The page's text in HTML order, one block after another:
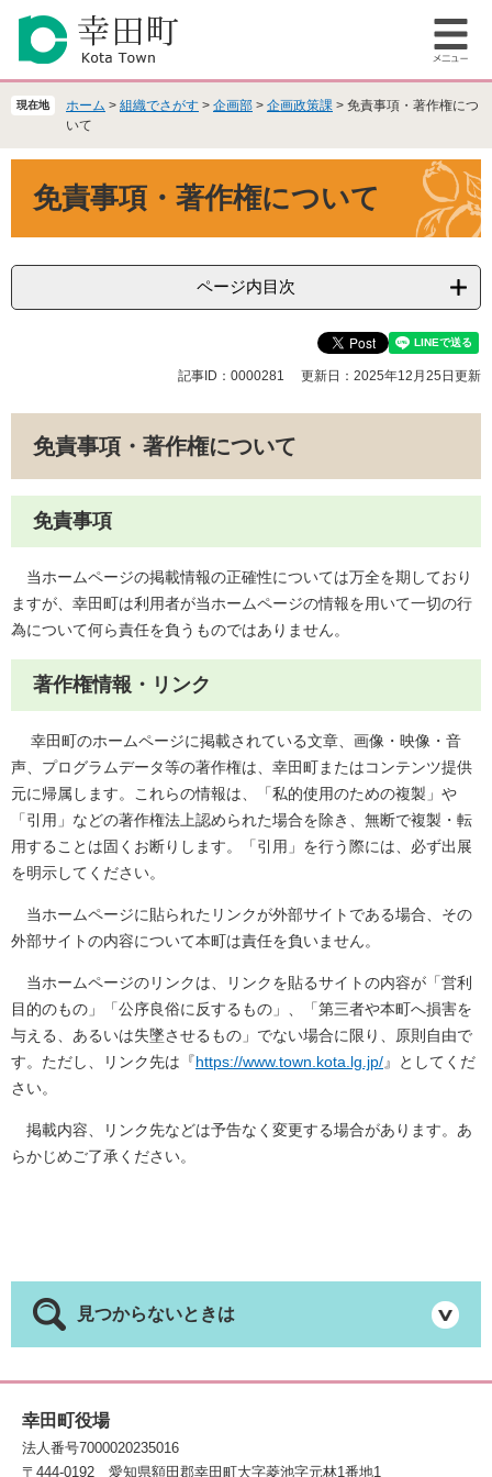
の
で
ー
ば
文
へ
メ
ー
現在地 ホーム > 組織でさがす > 企画部 > 企画政策課 > 免責事項・著作権につ
いて
免責事項・著作権について
ページ内目次
記事ID：0000281 更新日：2025年12月25日更新
免責事項・著作権について
免責事項
当ホームページの掲載情報の正確性については万全を期しており
ますが、幸田町は利用者が当ホームページの情報を用いて一切の行
為について何ら責任を負うものではありません。
著作権情報・リンク
幸田町のホームページに掲載されている文章、画像・映像・音
声、プログラムデータ等の著作権は、幸田町またはコンテンツ提供
元に帰属します。これらの情報は、「私的使用のための複製」や
「引用」などの著作権法上認められた場合を除き、無断で複製・転
用することは固くお断りします。「引用」を行う際には、必ず出展
を明示してください。
当ホームページに貼られたリンクが外部サイトである場合、その
外部サイトの内容について本町は責任を負いません。
当ホームページのリンクは、リンクを貼るサイトの内容が「営利
目的のもの」「公序良俗に反するもの」、「第三者や本町へ損害を
与える、あるいは失墜させるもの」でない場合に限り、原則自由で
す。ただし、リンク先は『https://www.town.kota.lg.jp/』としてくだ
さい。
掲載内容、リンク先などは予告なく変更する場合があります。あ
らかじめご了承ください。
見つからないときは
幸田町役場
法人番号7000020235016
〒444-0192
愛知県額田郡幸田町大字菱池字元林1番地1